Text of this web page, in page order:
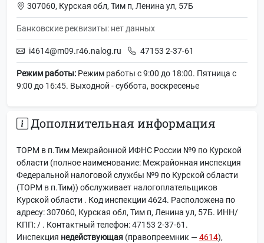
307060, Курская обл, Тим п, Ленина ул, 57Б
Банковские реквизиты: нет данных
i4614@m09.r46.nalog.ru 47153 2-37-61
Режим работы: Режим работы с 9:00 до 18:00. Пятница с
9:00 до 16:45. Выходной - суббота, воскресенье
Дополнительная информация
ТОРМ в п.Тим Межрайонной ИФНС России №9 по Курской
области (полное наименование: Межрайонная инспекция
Федеральной налоговой службы №9 по Курской области
(ТОРМ в п.Тим)) обслуживает налогоплательщиков
Курской области . Код инспекции 4624. Расположена по
адресу: 307060, Курская обл, Тим п, Ленина ул, 57Б. ИНН/
КПП: / . Контактный телефон: 47153 2-37-61.
Инспекция недействующая (правопреемник —4614),